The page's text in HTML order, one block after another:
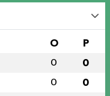
O P
0 0
0 0